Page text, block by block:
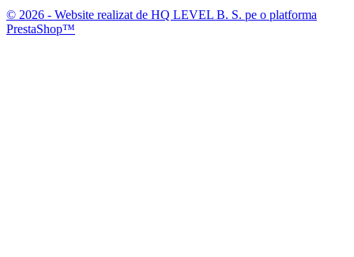
© 2026 - Website realizat de HQ LEVEL B. S. pe o platforma
PrestaShop™